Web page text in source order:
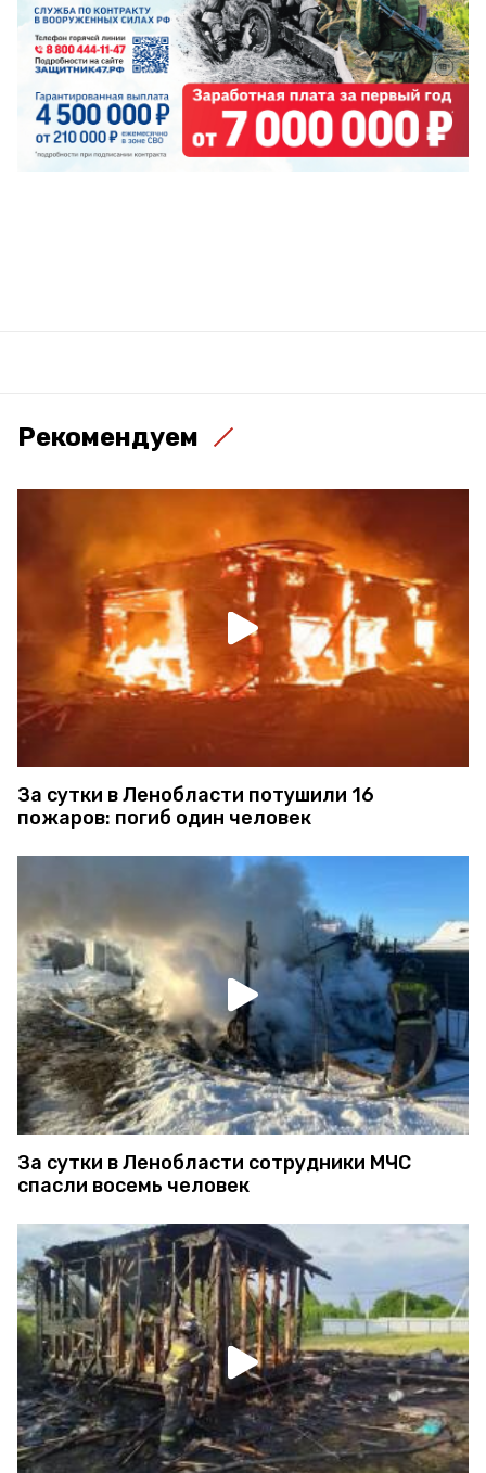
Рекомендуем
За сутки в Ленобласти потушили 16
пожаров: погиб один человек
За сутки в Ленобласти сотрудники МЧС
спасли восемь человек